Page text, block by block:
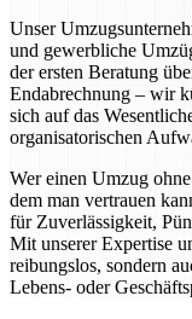
Unser
und gewerbliche
der ersten Beratung
Endabrechnung – wir
sich auf das
organisatorischen
Wer einen Umzug
dem man vertrauen
für Zuverlässigkeit,
Mit unserer Expertise
reibungslos, sondern
Lebens- oder